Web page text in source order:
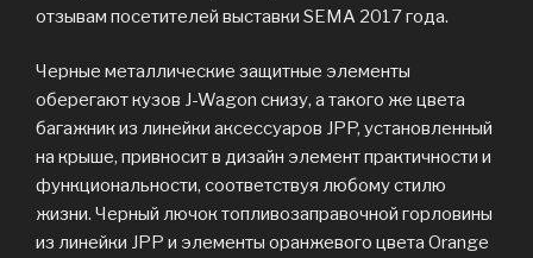
отзывам посетителей выставки SEMA 2017 года.
Черные металлические защитные элементы
оберегают кузов J-Wagon снизу, а такого же цвета
багажник из линейки аксессуаров JPP, установленный
на крыше, привносит в дизайн элемент практичности и
функциональности, соответствуя любому стилю
жизни. Черный лючок топливозаправочной горловины
из линейки JPP и элементы оранжевого цвета Orange